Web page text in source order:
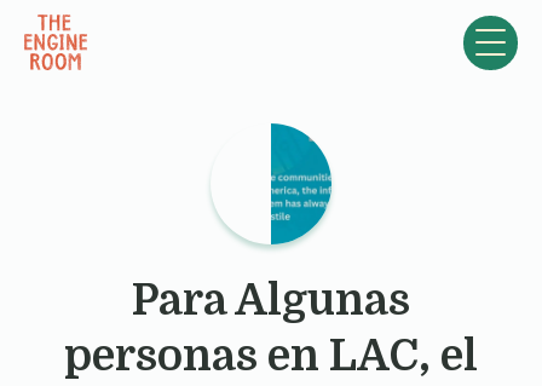
Skip to content
Para Algunas
personas en LAC, el